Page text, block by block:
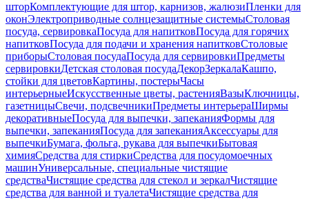
шторКомплектующие для штор, карнизов, жалюзиПленки для
оконЭлектроприводные солнцезащитные системыСтоловая
посуда, сервировкаПосуда для напитковПосуда для горячих
напитковПосуда для подачи и хранения напитковСтоловые
приборыСтоловая посудаПосуда для сервировкиПредметы
сервировкиДетская столовая посудаДекорЗеркалаКашпо,
стойки для цветовКартины, постерыЧасы
интерьерныеИскусственные цветы, растенияВазыКлючницы,
газетницыСвечи, подсвечникиПредметы интерьераШирмы
декоративныеПосуда для выпечки, запеканияФормы для
выпечки, запеканияПосуда для запеканияАксессуары для
выпечкиБумага, фольга, рукава для выпечкиБытовая
химияСредства для стиркиСредства для посудомоечных
машинУниверсальные, специальные чистящие
средстваЧистящие средства для стекол и зеркалЧистящие
средства для ванной и туалетаЧистящие средства для